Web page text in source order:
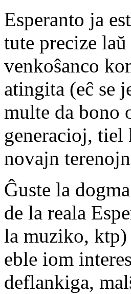
Esperanto ja
tute precize
venkoŝanco
atingita (eĉ se
multe da bono
generacioj, tiel
novajn
Ĝuste la
de la reala
la muziko, ktp)
eble iom
deflankiga,